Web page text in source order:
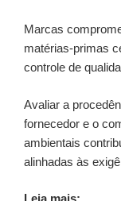
Marcas
matérias-primas
controle de
Avaliar a
fornecedor e o
ambientais
alinhadas às